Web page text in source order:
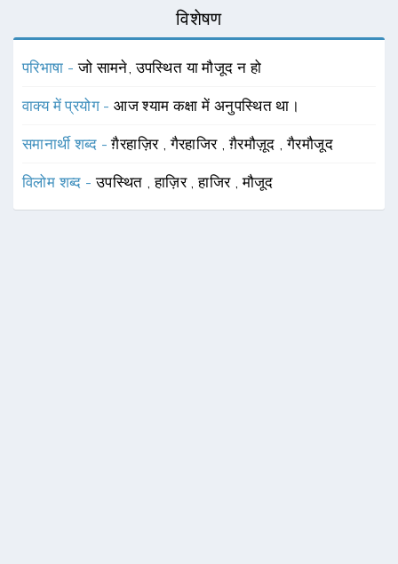
विशेषण
परिभाषा -जो सामने, उपस्थित या मौजूद न हो
वाक्य में प्रयोग -आज श्याम कक्षा में अनुपस्थित था।
समानार्थी शब्द -ग़ैरहाज़िर ,गैरहाजिर ,ग़ैरमौज़ूद ,गैरमौजूद
विलोम शब्द -उपस्थित ,हाज़िर ,हाजिर ,मौजूद